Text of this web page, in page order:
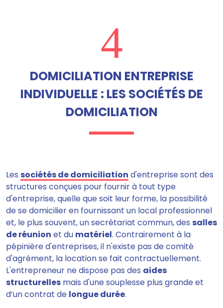
4
DOMICILIATION ENTREPRISE
INDIVIDUELLE : LES SOCIÉTÉS DE
DOMICILIATION
Les sociétés de domiciliation d'entreprise sont des
structures conçues pour fournir à tout type
d'entreprise, quelle que soit leur forme, la possibilité
de se domicilier en fournissant un local professionnel
et, le plus souvent, un secrétariat commun, des salles
de réunion et du matériel. Contrairement à la
pépinière d'entreprises, il n'existe pas de comité
d'agrément, la location se fait contractuellement.
L'entrepreneur ne dispose pas des aides
structurelles mais d'une souplesse plus grande et
d’un contrat de longue durée.